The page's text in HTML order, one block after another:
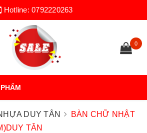
Hotline:0792220263
0
DUY TÂN
BÀN CHỮ NHẬT
TÂN